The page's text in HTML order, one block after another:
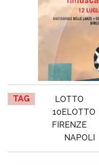
TAG LOTTO
10ELOTTO
FIRENZE
NAPOLI